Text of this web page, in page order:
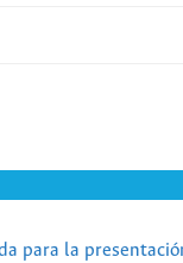
para la